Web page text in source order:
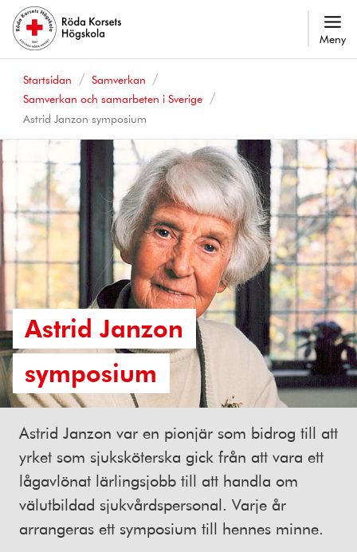
Meny
Startsidan
Samverkan
Samverkan och samarbeten i Sverige
Astrid Janzon symposium
Astrid Janzon
symposium
Astrid Janzon var en pionjär som bidrog till att
yrket som sjuksköterska gick från att vara ett
lågavlönat lärlingsjobb till att handla om
välutbildad sjukvårdspersonal. Varje år
arrangeras ett symposium till hennes minne.